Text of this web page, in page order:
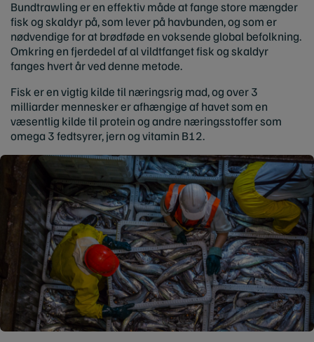
Bundtrawling er en effektiv måde at fange store mængder
fisk og skaldyr på, som lever på havbunden, og som er
nødvendige for at brødføde en voksende global befolkning.
Omkring en fjerdedel af al vildtfanget fisk og skaldyr
fanges hvert år ved denne metode.
Fisk er en vigtig kilde til næringsrig mad, og over 3
milliarder mennesker er afhængige af havet som en
væsentlig kilde til protein og andre næringsstoffer som
omega 3 fedtsyrer, jern og vitamin B12.